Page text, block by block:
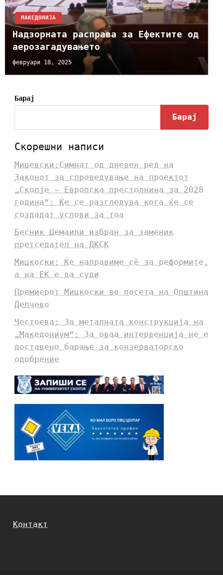
МАКЕДОНИЈА
Надзорната расправа за Ефектите од
аерозагадувањето
февруари 18, 2025
Барај
Барај
Скорешни написи
Мицевски:Симнат од дневен ред на
Законот за спроведување на проектот
„Скопје – Европска престолнина за 2028
година“: Ќе се разгледува кога ќе се
создадат услови за тоа
Бесник Џемаили избран за заменик
претседател на ДКСК
Мицкоски: Ќе направиме сè за реформите,
а на ЕК е да суди
Премиерот Мицкоски во посета на Општина
Делчево
Честоева: За металната конструкција на
„Македониум“: За оваа интервенција не е
доставено барање за конзерваторско
одобрение
Контакт